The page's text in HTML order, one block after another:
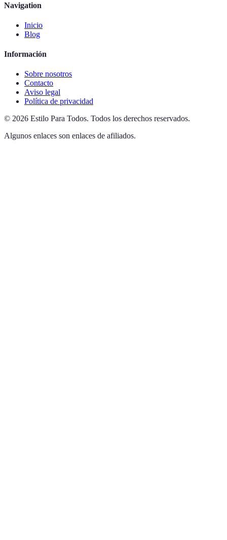
Navigation
Inicio
Blog
Información
Sobre nosotros
Contacto
Aviso legal
Política de privacidad
© 2026 Estilo Para Todos. Todos los derechos reservados.
Algunos enlaces son enlaces de afiliados.